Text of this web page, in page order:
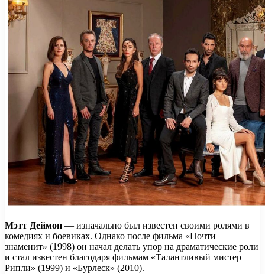
Мэтт Деймон — изначально был известен своими ролями в
комедиях и боевиках. Однако после фильма «Почти
знаменит» (1998) он начал делать упор на драматические роли
и стал известен благодаря фильмам «Талантливый мистер
Рипли» (1999) и «Бурлеск» (2010).